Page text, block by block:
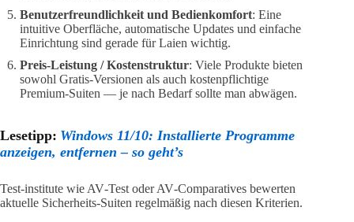
Benutzerfreundlichkeit und Bedienkomfort: Eine
intuitive Oberfläche, automatische Updates und einfache
Einrichtung sind gerade für Laien wichtig.
Preis-Leistung / Kostenstruktur: Viele Produkte bieten
sowohl Gratis‑Versionen als auch kostenpflichtige
Premium‑Suiten — je nach Bedarf sollte man abwägen.
Lesetipp: Windows 11/10: Installierte Programme
anzeigen, entfernen – so geht’s
Test‑institute wie AV‑Test oder AV‑Comparatives bewerten
aktuelle Sicherheits‑Suiten regelmäßig nach diesen Kriterien.